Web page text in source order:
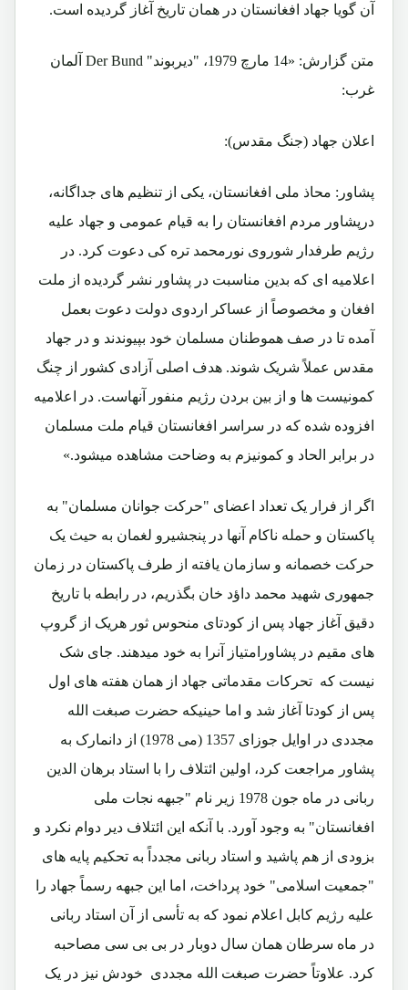
آن گویا جهاد افغانستان در همان تاریخ آغاز گردیده است.
متن گزارش: «14 مارچ 1979، "دیربوند" Der Bund آلمان
غرب:
اعلان جهاد (جنگ مقدس):
پشاور: محاذ ملی افغانستان، یکی از تنظیم های جداگانه،
درپشاور مردم افغانستان را به قیام عمومی و جهاد علیه
رژیم طرفدار شوروی نورمحمد تره کی دعوت کرد. در
اعلامیه ای که بدین مناسبت در پشاور نشر گردیده از ملت
افغان و مخصوصاً از عساکر اردوی دولت دعوت بعمل
آمده تا در صف هموطنان مسلمان خود بپیوندند و در جهاد
مقدس عملاً شریک شوند. هدف اصلی آزادی کشور از چنگ
کمونیست ها و از بین بردن رژیم منفور آنهاست. در اعلامیه
افزوده شده که در سراسر افغانستان قیام ملت مسلمان
در برابر الحاد و کمونیزم به وضاحت مشاهده میشود.»
اگر از فرار یک تعداد اعضای "حرکت جوانان مسلمان" به
پاکستان و حمله ناکام آنها در پنجشیرو لغمان به حیث یک
حرکت خصمانه و سازمان یافته از طرف پاکستان در زمان
جمهوری شهید محمد داؤد خان بگذریم، در رابطه با تاریخ
دقیق آغاز جهاد پس از کودتای منحوس ثور هریک از گروپ
های مقیم در پشاورامتیاز آنرا به خود میدهند. جای شک
نیست که تحرکات مقدماتی جهاد از همان هفته های اول
پس از کودتا آغاز شد و اما حینیکه حضرت صبغت الله
مجددی در اوایل جوزای 1357 (می 1978) از دانمارک به
پشاور مراجعت کرد، اولین ائتلاف را با استاد برهان الدین
ربانی در ماه جون 1978 زیر نام "جبهه نجات ملی
افغانستان" به وجود آورد. با آنکه این ائتلاف دیر دوام نکرد و
بزودی از هم پاشید و استاد ربانی مجدداً به تحکیم پایه های
"جمعیت اسلامی" خود پرداخت، اما این جبهه رسماً جهاد را
علیه رژیم کابل اعلام نمود که به تأسی از آن استاد ربانی
در ماه سرطان همان سال دوبار در بی بی سی مصاحبه
کرد. علاوتاً حضرت صبغت الله مجددی خودش نیز در یک